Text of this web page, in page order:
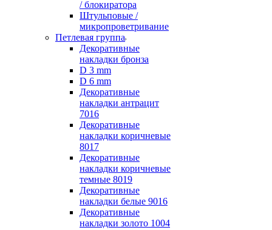
/ блокиратора
Штульповые /
микропроветривание
Петлевая группа
Декоративные
накладки бронза
D 3 mm
D 6 mm
Декоративные
накладки антрацит
7016
Декоративные
накладки коричневые
8017
Декоративные
накладки коричневые
темные 8019
Декоративные
накладки белые 9016
Декоративные
накладки золото 1004